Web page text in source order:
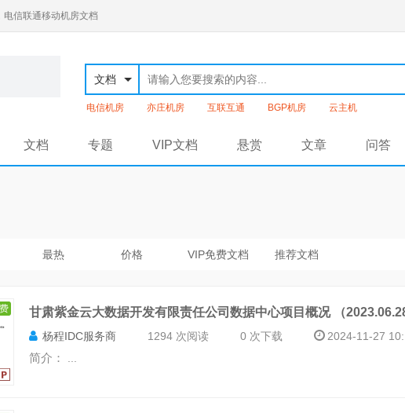
信联通移动机房文档
文档
电信机房 亦庄机房 互联互通 BGP机房 云主机
文档 专题 VIP文档 悬赏 文章 问答
最热 价格 VIP免费文档 推荐文档
甘肃紫金云大数据开发有限责任公司数据中心项目概况 （2023.06.28
杨程IDC服务商 1294 次阅读 0 次下载 2024-11-27
简介：